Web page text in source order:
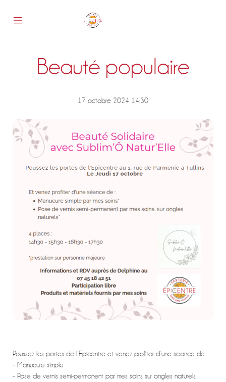
Beauté populaire
17 octobre 2024 14:30
Poussez les portes de l’Epicentre et venez profiter d’une séance de:
– Manucure simple
– Pose de vernis semi-permanent par mes soins sur ongles naturels.